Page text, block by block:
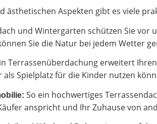
ästhetischen Aspekten gibt es viele
und Wintergarten schützen Sie vor
Sie die Natur bei jedem Wetter
Terrassenüberdachung erweitert
als Spielplatz für die Kinder nutzen
So ein hochwertiges
anspricht und Ihr Zuhause von